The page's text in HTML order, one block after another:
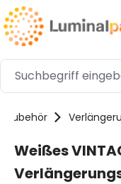
Zum Hauptinhalt
Zubehör
Weißes